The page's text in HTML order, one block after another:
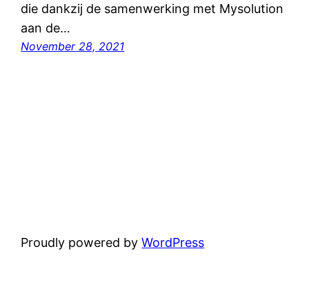
die dankzij de samenwerking met Mysolution
aan de…
November 28, 2021
Proudly powered byWordPress